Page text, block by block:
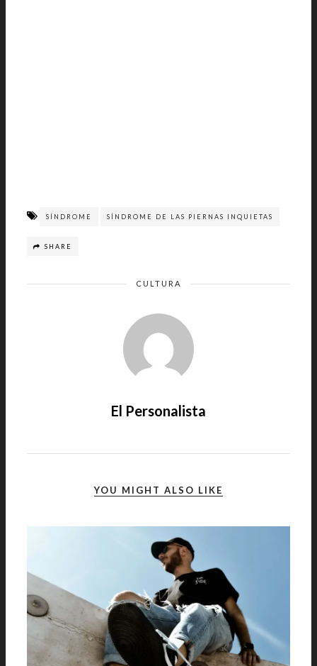
SÍNDROME SÍNDROME DE LAS PIERNAS INQUIETAS
SHARE
CULTURA
El Personalista
YOU MIGHT ALSO LIKE